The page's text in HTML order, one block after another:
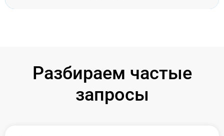
Разбираем частые
запросы